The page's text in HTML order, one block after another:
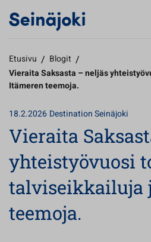
Etusivu / Blogit /
Vieraita Saksasta – neljäs
Itämeren teemoja.
18.2.2026 Destination Seinäjoki
Vieraita
yhteistyövuosi
talviseikkailuja
teemoja.